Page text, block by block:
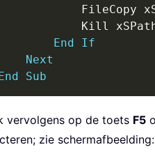
FileCopy
Kill
End
If
Next
Sub
vervolgens op de toets F5
zie schermafbeelding: